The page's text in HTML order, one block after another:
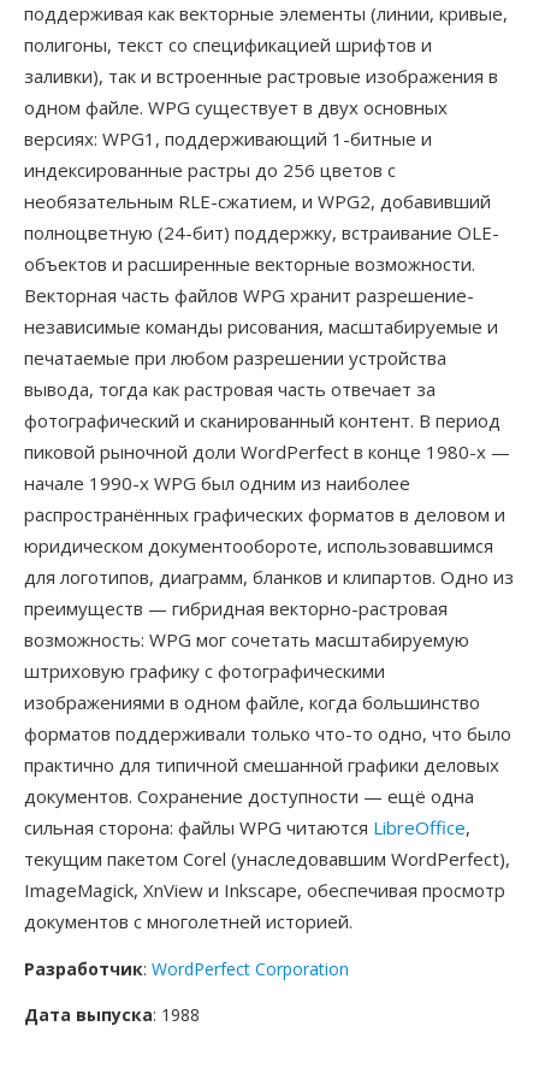
поддерживая как векторные элементы (линии, кривые,
полигоны, текст со спецификацией шрифтов и
заливки), так и встроенные растровые изображения в
одном файле. WPG существует в двух основных
версиях: WPG1, поддерживающий 1-битные и
индексированные растры до 256 цветов с
необязательным RLE-сжатием, и WPG2, добавивший
полноцветную (24-бит) поддержку, встраивание OLE-
объектов и расширенные векторные возможности.
Векторная часть файлов WPG хранит разрешение-
независимые команды рисования, масштабируемые и
печатаемые при любом разрешении устройства
вывода, тогда как растровая часть отвечает за
фотографический и сканированный контент. В период
пиковой рыночной доли WordPerfect в конце 1980-х —
начале 1990-х WPG был одним из наиболее
распространённых графических форматов в деловом и
юридическом документообороте, использовавшимся
для логотипов, диаграмм, бланков и клипартов. Одно из
преимуществ — гибридная векторно-растровая
возможность: WPG мог сочетать масштабируемую
штриховую графику с фотографическими
изображениями в одном файле, когда большинство
форматов поддерживали только что-то одно, что было
практично для типичной смешанной графики деловых
документов. Сохранение доступности — ещё одна
сильная сторона: файлы WPG читаются LibreOffice,
текущим пакетом Corel (унаследовавшим WordPerfect),
ImageMagick, XnView и Inkscape, обеспечивая просмотр
документов с многолетней историей.
Разработчик: WordPerfect Corporation
Дата выпуска: 1988